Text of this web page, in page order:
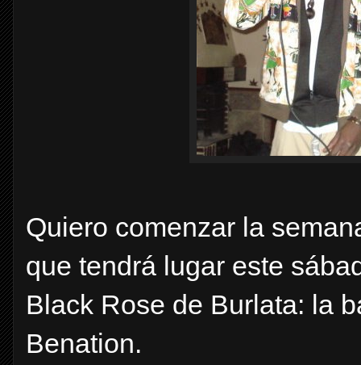
Quiero comenzar la
que tendrá lugar este
Black Rose de Burlata: la
Benation.